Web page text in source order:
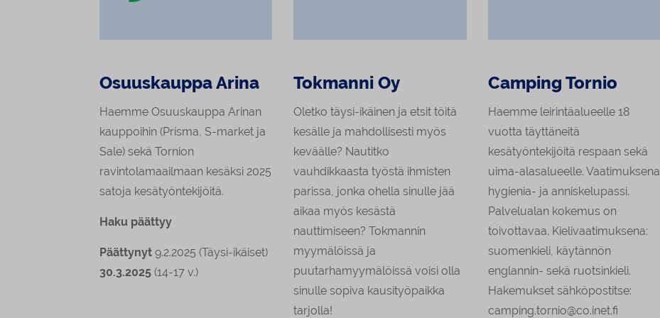
Osuuskauppa Arina
Haemme Osuuskauppa Arinan
kauppoihin (Prisma, S-market ja
Sale) sekä Tornion
ravintolamaailmaan kesäksi 2025
satoja kesätyöntekijöitä.
Haku päättyy
Päättynyt9.2.2025 (Täysi-ikäiset)
30.3.2025 (14-17 v.)
Tokmanni Oy
Oletko täysi-ikäinen ja etsit töitä
kesälle ja mahdollisesti myös
keväälle? Nautitko
vauhdikkaasta työstä ihmisten
parissa, jonka ohella sinulle jää
aikaa myös kesästä
nauttimiseen? Tokmannin
myymälöissä ja
puutarhamyymälöissä voisi olla
sinulle sopiva kausityöpaikka
tarjolla!
Camping Tornio
Haemme leirintäalueelle 18
vuotta täyttäneitä
kesätyöntekijöitä respaan sekä
uima-alasalueelle. Vaatimuksena
hygienia- ja anniskelupassi.
Palvelualan kokemus on
toivottavaa. Kielivaatimuksena:
suomenkieli, käytännön
englannin- sekä ruotsinkieli.
Hakemukset sähköpostitse:
camping.tornio@co.inet.fi